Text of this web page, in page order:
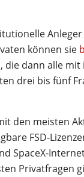
können sie
die dann alle
drei bis fünf
den meisten
FSD-
SpaceX-
Privatfragen